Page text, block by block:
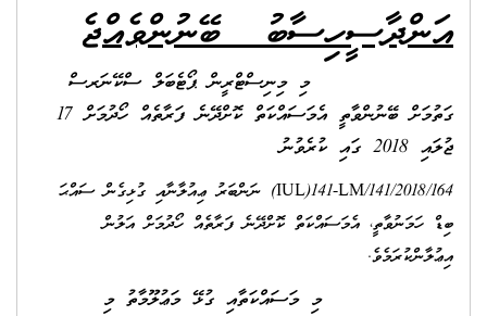
އަންދާސީހިސާބު ބޭނުންވެއްޖެ
މި މިނިސްޓްރީން ޕޯޓެބަލް ސްކޭނަރސް
ގަތުމަށް ބޭނުންވާތީ އެމަސައްކަތް ކޮށްދޭނެ ފަރާތެއް ހޯދުމަށް 17
ޖުލައި 2018 ގައި ކުރެވުނު
IUL)141-LM/141/2018/164) ނަންބަރު ޢިއުލާނާއި ގުޅިގެން ސައްޙަ
ބިޑް ހަމަނުވާތީ، އެމަސައްކަތް ކޮށްދޭނެ ފަރާތެއް ހޯދުމަށް އަލުން
އިޢުލާންކުރަމެވެ.
މި މަސައްކަތާއި ގުޅޭ މަޢުލޫމާތު މި